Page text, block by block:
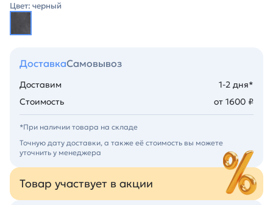
Цвет: черный
ДоставкаСамовывоз
Доставим
1-2 дня*
Стоимость
от 1600 ₽
*При наличии товара на складе
Точную дату доставки, а также её стоимость вы можете
уточнить у менеджера
Товар участвует в акции